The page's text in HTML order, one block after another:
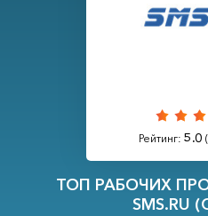
Рейтинг: 5.0 (
ТОП РАБОЧИХ
SMS.RU